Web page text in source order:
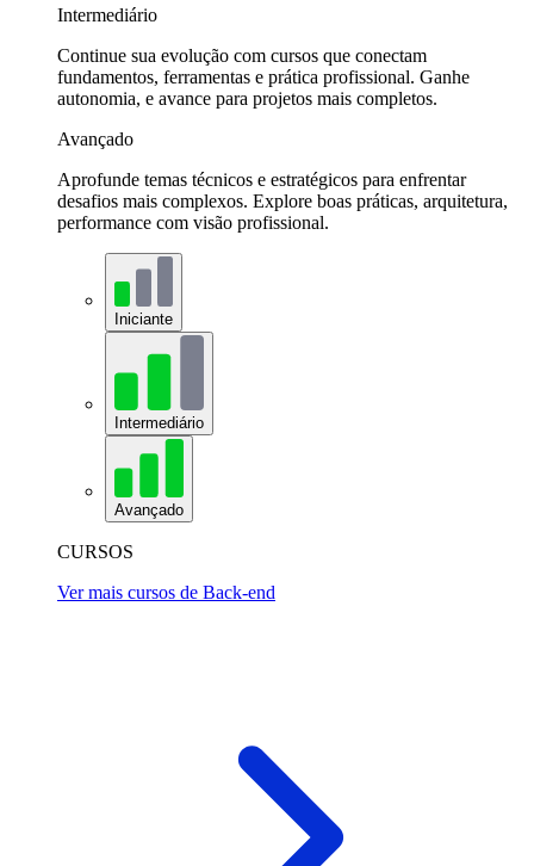
Intermediário
Continue sua evolução com cursos que conectam
fundamentos, ferramentas e prática profissional. Ganhe
autonomia, e avance para projetos mais completos.
Avançado
Aprofunde temas técnicos e estratégicos para enfrentar
desafios mais complexos. Explore boas práticas, arquitetura,
performance com visão profissional.
Iniciante
Intermediário
Avançado
CURSOS
Ver mais cursos de Back-end